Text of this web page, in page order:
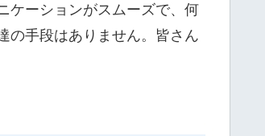
ケーションがスムーズで、何
の手段はありません。皆さん